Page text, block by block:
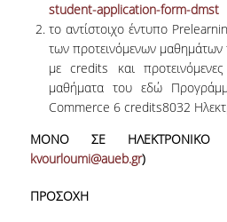
ΠΡΟΣΩΠΙΚΟ ΤΟΥ
ΜΕΛΗ ΔΕΠ
ΕΠΙΤΙΜΟΙ ΔΙΔΑΚΤΟΡΕΣ
ΕΠΙΣΚΕΠΤΕΣ
ΜΕΛΗ Ε.ΔΙ.Π.
student-application-form-dmst
το αντίστοιχο έντυπο
των προτεινόμενων μαθημάτων
με credits και προτεινόμενες
μαθήματα του εδώ
Commerce 6 credits8032
ΜΟΝΟΣΕ ΗΛΕΚΤΡΟΝΙΚΟ
kvourloumi@aueb.gr)
ΠΡΟΣΟΧΗ